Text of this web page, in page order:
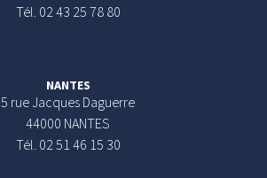
Tél. 02 43 25 78 80
NANTES
5 rue Jacques Daguerre
44000 NANTES
Tél. 02 51 46 15 30